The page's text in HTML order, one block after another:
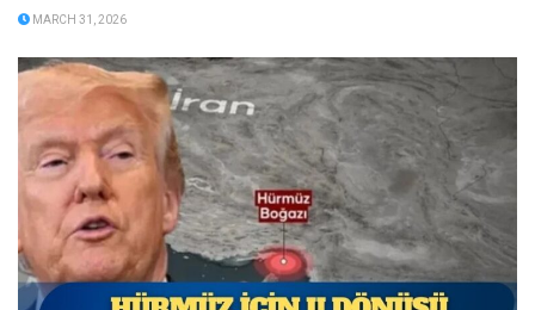
MARCH 31, 2026